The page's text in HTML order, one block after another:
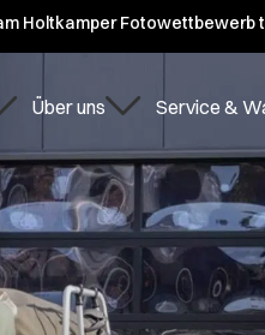
wir am Montag, dem 3. und 10.
Über uns Service &